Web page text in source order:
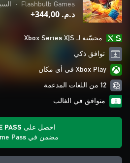
Flashbulb Games
•
د.م.‏ 344,00+
محسّنة لـ Xbox Series X|S
توافق ذكي
Xbox Play في أي مكان
12 من اللغات المدعمة
متوافق في الغالب
احصل على GAME PASS
مضمن في PC Game Pass